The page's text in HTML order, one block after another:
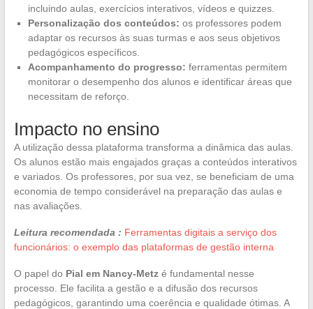
incluindo aulas, exercícios interativos, vídeos e quizzes.
Personalização dos conteúdos: os professores podem
adaptar os recursos às suas turmas e aos seus objetivos
pedagógicos específicos.
Acompanhamento do progresso: ferramentas permitem
monitorar o desempenho dos alunos e identificar áreas que
necessitam de reforço.
Impacto no ensino
A utilização dessa plataforma transforma a dinâmica das aulas.
Os alunos estão mais engajados graças a conteúdos interativos
e variados. Os professores, por sua vez, se beneficiam de uma
economia de tempo considerável na preparação das aulas e
nas avaliações.
Leitura recomendada : Ferramentas digitais a serviço dos
funcionários: o exemplo das plataformas de gestão interna
O papel do Pial em Nancy-Metzé fundamental nesse
processo. Ele facilita a gestão e a difusão dos recursos
pedagógicos, garantindo uma coerência e qualidade ótimas. A